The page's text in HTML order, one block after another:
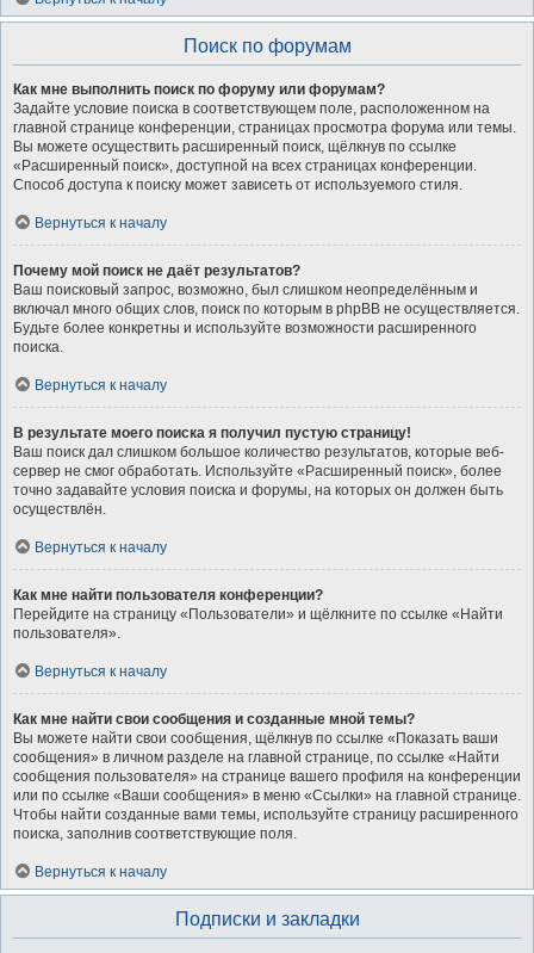
Поиск по форумам
Как мне выполнить поиск по форуму или форумам?
Задайте условие поиска в соответствующем поле, расположенном на
главной странице конференции, страницах просмотра форума или темы.
Вы можете осуществить расширенный поиск, щёлкнув по ссылке
«Расширенный поиск», доступной на всех страницах конференции.
Способ доступа к поиску может зависеть от используемого стиля.
Вернуться к началу
Почему мой поиск не даёт результатов?
Ваш поисковый запрос, возможно, был слишком неопределённым и
включал много общих слов, поиск по которым в phpBB не осуществляется.
Будьте более конкретны и используйте возможности расширенного
поиска.
Вернуться к началу
В результате моего поиска я получил пустую страницу!
Ваш поиск дал слишком большое количество результатов, которые веб-
сервер не смог обработать. Используйте «Расширенный поиск», более
точно задавайте условия поиска и форумы, на которых он должен быть
осуществлён.
Вернуться к началу
Как мне найти пользователя конференции?
Перейдите на страницу «Пользователи» и щёлкните по ссылке «Найти
пользователя».
Вернуться к началу
Как мне найти свои сообщения и созданные мной темы?
Вы можете найти свои сообщения, щёлкнув по ссылке «Показать ваши
сообщения» в личном разделе на главной странице, по ссылке «Найти
сообщения пользователя» на странице вашего профиля на конференции
или по ссылке «Ваши сообщения» в меню «Ссылки» на главной странице.
Чтобы найти созданные вами темы, используйте страницу расширенного
поиска, заполнив соответствующие поля.
Вернуться к началу
Подписки и закладки